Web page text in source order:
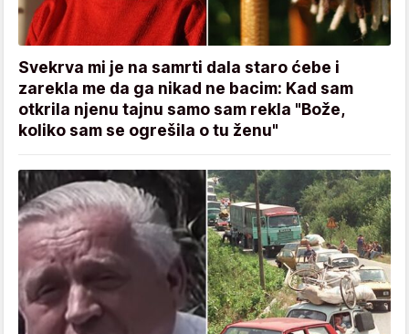
Svekrva mi je na samrti dala staro ćebe i
zarekla me da ga nikad ne bacim: Kad sam
otkrila njenu tajnu samo sam rekla "Bože,
koliko sam se ogrešila o tu ženu"